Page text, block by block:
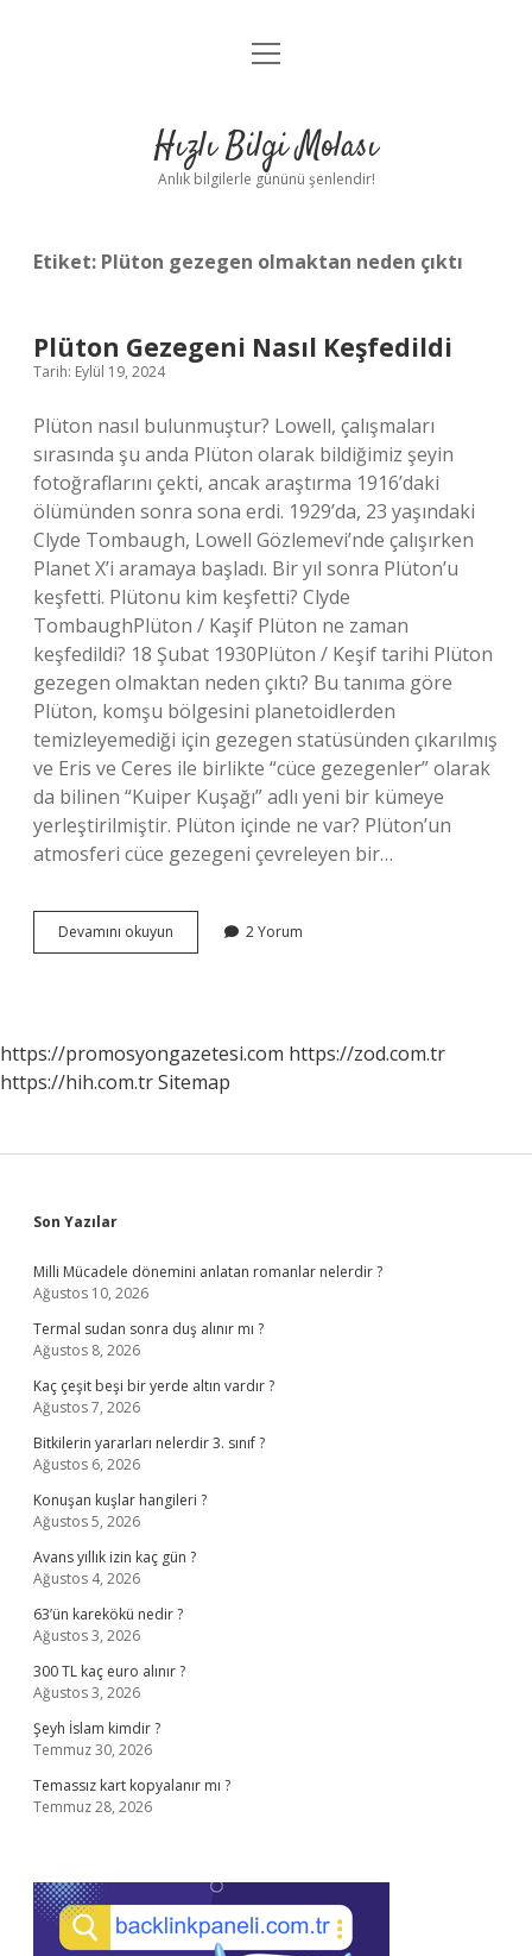
Anasayfa
Yasal Uyarı
menüyü
Hızlı Bilgi Molası
Anlık bilgilerle gününü şenlendir!
Etiket: Plüton gezegen olmaktan neden çıktı
Plüton Gezegeni Nasıl Keşfedildi
Tarih: Eylül 19, 2024
Plüton nasıl bulunmuştur? Lowell, çalışmaları
sırasında şu anda Plüton olarak bildiğimiz şeyin
fotoğraflarını çekti, ancak araştırma 1916’daki
ölümünden sonra sona erdi. 1929’da, 23 yaşındaki
Clyde Tombaugh, Lowell Gözlemevi’nde çalışırken
Planet X’i aramaya başladı. Bir yıl sonra Plüton’u
keşfetti. Plütonu kim keşfetti? Clyde
TombaughPlüton / Kaşif Plüton ne zaman
keşfedildi? 18 Şubat 1930Plüton / Keşif tarihi Plüton
gezegen olmaktan neden çıktı? Bu tanıma göre
Plüton, komşu bölgesini planetoidlerden
temizleyemediği için gezegen statüsünden çıkarılmış
ve Eris ve Ceres ile birlikte “cüce gezegenler” olarak
da bilinen “Kuiper Kuşağı” adlı yeni bir kümeye
yerleştirilmiştir. Plüton içinde ne var? Plüton’un
atmosferi cüce gezegeni çevreleyen bir…
Devamını okuyun
Gezegeni
2 Yorum
https://promosyongazetesi.com https://zod.com.tr
https://hih.com.trSitemap
Sidebar
Son Yazılar
Milli Mücadele dönemini anlatan romanlar nelerdir ?
Ağustos 10, 2026
Termal sudan sonra duş alınır mı ?
Ağustos 8, 2026
Kaç çeşit beşi bir yerde altın vardır ?
Ağustos 7, 2026
Bitkilerin yararları nelerdir 3. sınıf ?
Ağustos 6, 2026
Konuşan kuşlar hangileri ?
Ağustos 5, 2026
Avans yıllık izin kaç gün ?
Ağustos 4, 2026
63’ün karekökü nedir ?
Ağustos 3, 2026
300 TL kaç euro alınır ?
Ağustos 3, 2026
Şeyh İslam kimdir ?
Temmuz 30, 2026
Temassız kart kopyalanır mı ?
Temmuz 28, 2026